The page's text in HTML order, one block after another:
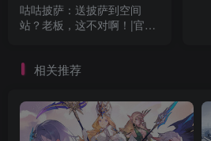
咕咕披萨：送披萨到空间
站？老板，这不对啊！|官方
相关推荐